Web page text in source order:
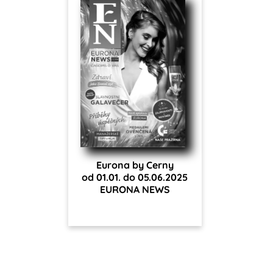
Eurona by Cerny
od 01.01. do 05.06.2025
EURONA NEWS